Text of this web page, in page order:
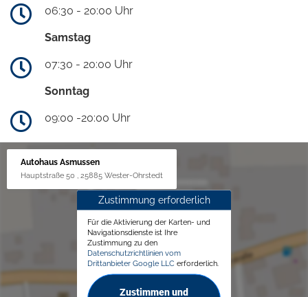
06:30 - 20:00 Uhr
Samstag
07:30 - 20:00 Uhr
Sonntag
09:00 -20:00 Uhr
Autohaus Asmussen
Hauptstraße 50 , 25885 Wester-Ohrstedt
Zustimmung erforderlich
Für die Aktivierung der Karten- und
Navigationsdienste ist Ihre
Zustimmung zu den
Datenschutzrichtlinien vom
Drittanbieter Google LLC erforderlich.
Zustimmen und